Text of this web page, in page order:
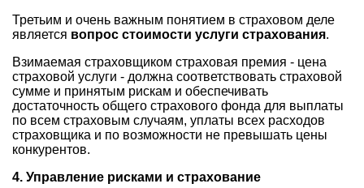
Третьим и очень важным понятием в страховом деле
является вопрос стоимости услуги страхования.
Взимаемая страховщиком страховая премия - цена
страховой услуги - должна соответствовать страховой
сумме и принятым рискам и обеспечивать
достаточность общего страхового фонда для выплаты
по всем страховым случаям, уплаты всех расходов
страховщика и по возможности не превышать цены
конкурентов.
4. Управление рисками и страхование